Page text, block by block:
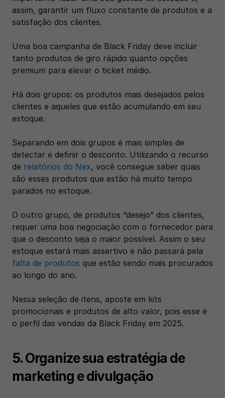
assim, garantir um fluxo constante de produtos e a
satisfação dos clientes.
Uma boa campanha de Black Friday deve incluir
tanto produtos de giro rápido quanto opções
premium para elevar o ticket médio.
Há dois grupos: os produtos mais desejados pelos
clientes e aqueles que estão acumulando em seu
estoque.
Separando em dois grupos é mais simples de
detectar e definir o desconto. Utilizando o recurso
de relatórios do Nex, você consegue saber quais
são esses produtos que estão há muito tempo
parados no estoque.
O outro grupo, de produtos “desejo” dos clientes,
requer uma boa negociação com o fornecedor para
que o desconto seja o maior possível. Assim o seu
falta de produtos que estão sendo mais procurados
ao longo do ano.
Nessa seleção de itens, aposte em kits
promocionais e produtos de alto valor, pois esse é
o perfil das vendas da Black Friday em 2025.
5. Organize sua estratégia de
marketing e divulgação